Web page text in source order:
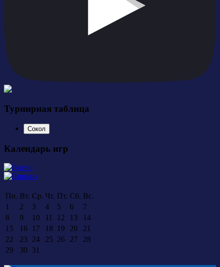
Турнирная таблица
Сокол
Календарь игр
Пн. Вт. Ср. Чт. Пт. Сб. Вс.
1
2 3 4 5 6
7
8
9 10 11 12 13
14
15
16 17 18 19 20
21
22
23 24 25 26 27
28
29
30 31